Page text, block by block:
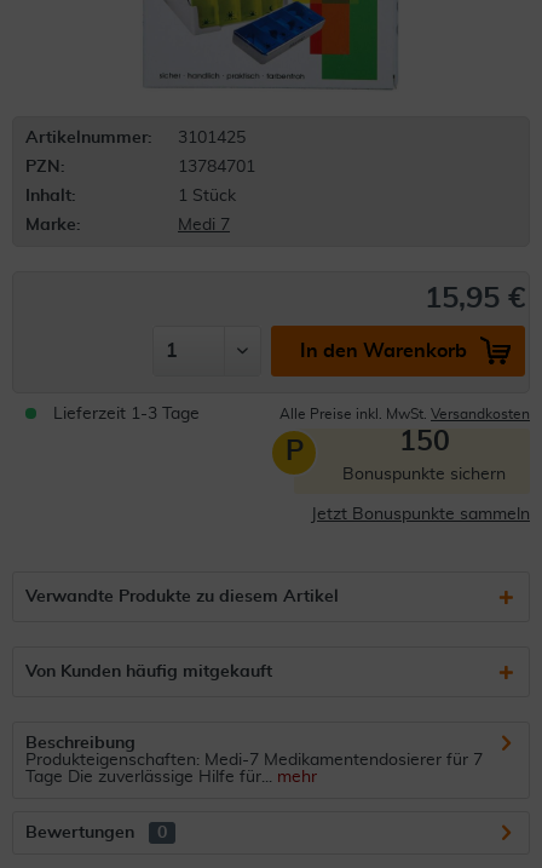
Artikelnummer:
3101425
PZN:
13784701
Inhalt:
1 Stück
Marke:
Medi 7
15,95 €
In den Warenkorb
Lieferzeit 1-3 Tage Alle Preise inkl. MwSt. Versandkosten
P 150
Bonuspunkte sichern
Jetzt Bonuspunkte sammeln
Verwandte Produkte zu diesem Artikel
Von Kunden häufig mitgekauft
Beschreibung
Produkteigenschaften: Medi-7 Medikamentendosierer für 7
Tage Die zuverlässige Hilfe für... mehr
Bewertungen 0